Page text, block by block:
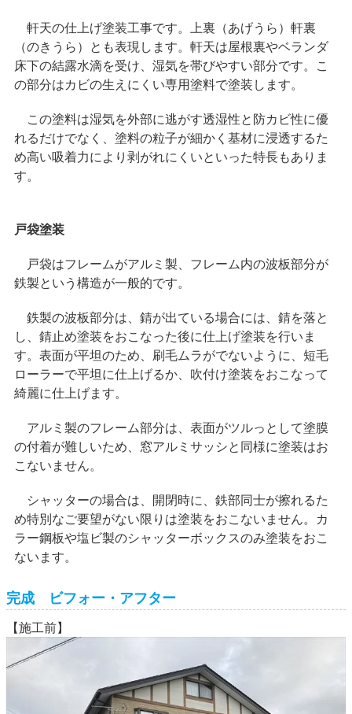
軒天の仕上げ塗装工事です。上裏（あげうら）軒裏
（のきうら）とも表現します。軒天は屋根裏やベランダ
床下の結露水滴を受け、湿気を帯びやすい部分です。こ
の部分はカビの生えにくい専用塗料で塗装します。
この塗料は湿気を外部に逃がす透湿性と防カビ性に優
れるだけでなく、塗料の粒子が細かく基材に浸透するた
め高い吸着力により剥がれにくいといった特長もありま
す。
戸袋塗装
戸袋はフレームがアルミ製、フレーム内の波板部分が
鉄製という構造が一般的です。
鉄製の波板部分は、錆が出ている場合には、錆を落と
し、錆止め塗装をおこなった後に仕上げ塗装を行いま
す。表面が平坦のため、刷毛ムラがでないように、短毛
ローラーで平坦に仕上げるか、吹付け塗装をおこなって
綺麗に仕上げます。
アルミ製のフレーム部分は、表面がツルっとして塗膜
の付着が難しいため、窓アルミサッシと同様に塗装はお
こないません。
シャッターの場合は、開閉時に、鉄部同士が擦れるた
め特別なご要望がない限りは塗装をおこないません。カ
ラー鋼板や塩ビ製のシャッターボックスのみ塗装をおこ
ないます。
完成 ビフォー・アフター
【施工前】